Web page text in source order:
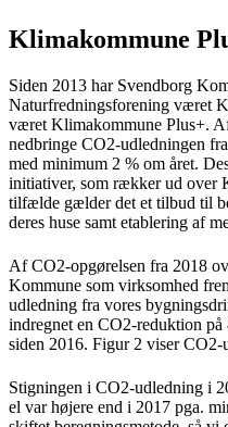
Klimakommune
Siden 2013 har Svendborg
Naturfredningsforening været
været Klimakommune Plus+.
nedbringe CO2-udledningen
med minimum 2 % om året.
initiativer, som rækker ud over
tilfælde gælder det et tilbud til
deres huse samt etablering af
Af CO2-opgørelsen fra 2018
Kommune som virksomhed
udledning fra vores
indregnet en CO2-reduktion
siden 2016. Figur 2 viser
Stigningen i CO2-udledning i
el var højere end i 2017 pga.